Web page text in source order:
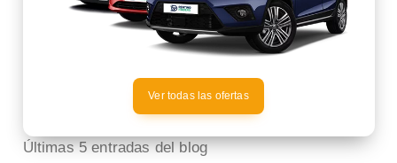
Ver todas las ofertas
Últimas 5 entradas del blog